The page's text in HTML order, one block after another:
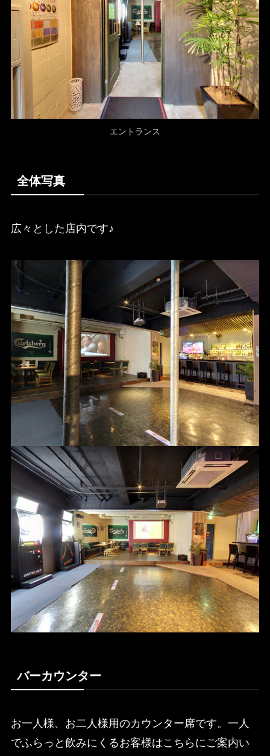
エントランス
全体写真
広々とした店内です♪
バーカウンター
お一人様、お二人様用のカウンター席です。一人
でふらっと飲みにくるお客様はこちらにご案内い